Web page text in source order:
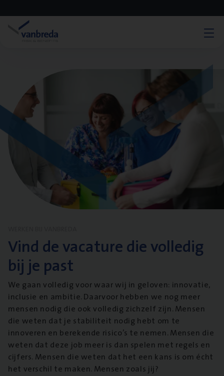
Vind de vacature die volledig
bij je past
We gaan volledig voor waar wij in geloven: innovatie,
inclusie en ambitie. Daarvoor hebben we nog meer
mensen nodig die ook volledig zichzelf zijn. Mensen
die weten dat je stabiliteit nodig hebt om te
innoveren en berekende risico’s te nemen. Mensen die
weten dat deze job meer is dan spelen met regels en
cijfers. Mensen die weten dat het een kans is om écht
het verschil te maken. Mensen zoals jij?